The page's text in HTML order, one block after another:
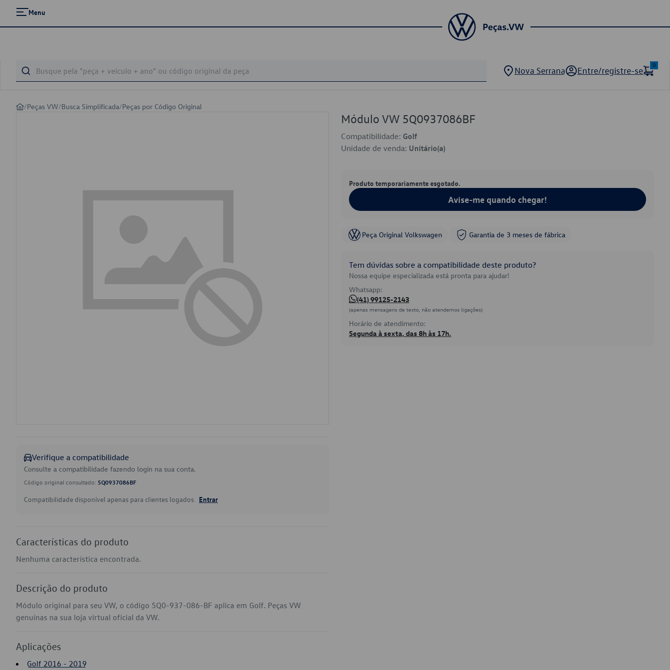
Menu
Nova Serrana Entre/registre-se
0
/Peças VW/Busca Simplificada/Peças por Código Original
Verifique a compatibilidade
Consulte a compatibilidade fazendo login na sua conta.
Código original consultado: 5Q0937086BF
Compatibilidade disponível apenas para clientes logados. Entrar
Características do produto
Nenhuma característica encontrada.
Descrição do produto
Módulo original para seu VW, o código 5Q0-937-086-BF aplica em Golf. Peças VW
genuínas na sua loja virtual oficial da VW.
Aplicações
Golf 2016 - 2019
Módulo VW 5Q0937086BF
Compatibilidade: Golf
Unidade de venda: Unitário(a)
Produto temporariamente esgotado.
Avise-me quando chegar!
Peça Original Volkswagen Garantia de 3 meses de fábrica
Tem dúvidas sobre a compatibilidade deste produto?
Nossa equipe especializada está pronta para ajudar!
Whatsapp:
(41) 99125-2143
(apenas mensagens de texto, não atendemos ligações)
Horário de atendimento:
Segunda à sexta, das 8h às 17h.